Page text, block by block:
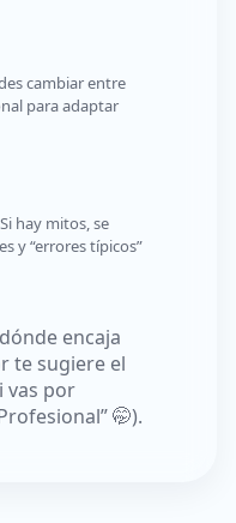
cambiar entre
para adaptar
hay mitos, se
y “errores típicos”
encaja
te sugiere el
vas por
🤭).